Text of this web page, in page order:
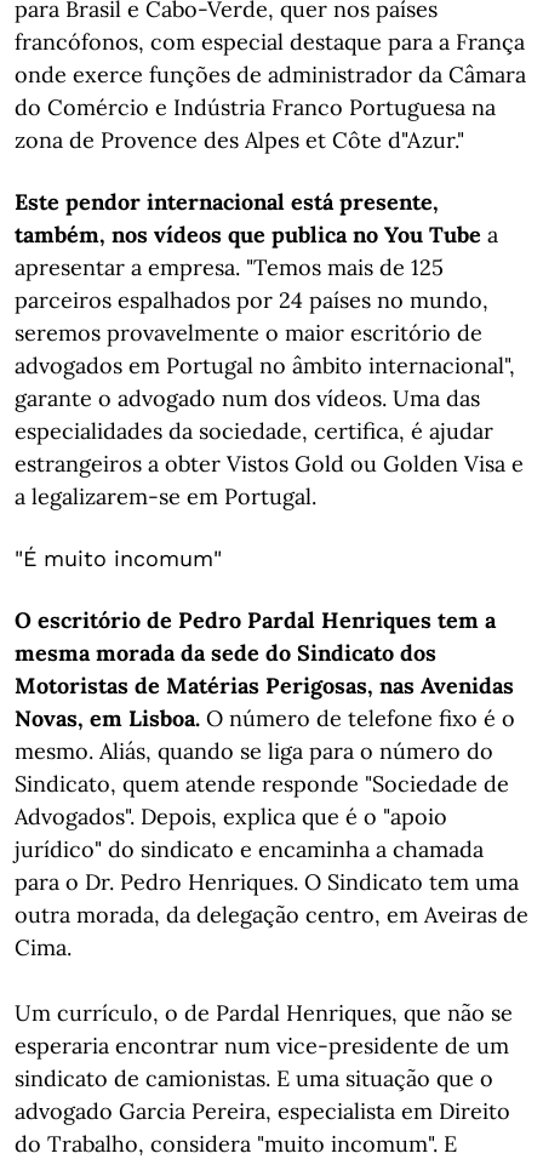
para Brasil e Cabo-Verde, quer nos países
francófonos, com especial destaque para a França
onde exerce funções de administrador da Câmara
do Comércio e Indústria Franco Portuguesa na
zona de Provence des Alpes et Côte d"Azur."
Este pendor internacional está presente,
também, nos vídeos que publica no You Tube a
apresentar a empresa. "Temos mais de 125
parceiros espalhados por 24 países no mundo,
seremos provavelmente o maior escritório de
advogados em Portugal no âmbito internacional",
garante o advogado num dos vídeos. Uma das
especialidades da sociedade, certifica, é ajudar
estrangeiros a obter Vistos Gold ou Golden Visa e
a legalizarem-se em Portugal.
"É muito incomum"
O escritório de Pedro Pardal Henriques tem a
mesma morada da sede do Sindicato dos
Motoristas de Matérias Perigosas, nas Avenidas
Novas, em Lisboa. O número de telefone fixo é o
mesmo. Aliás, quando se liga para o número do
Sindicato, quem atende responde "Sociedade de
Advogados". Depois, explica que é o "apoio
jurídico" do sindicato e encaminha a chamada
para o Dr. Pedro Henriques. O Sindicato tem uma
outra morada, da delegação centro, em Aveiras de
Cima.
Um currículo, o de Pardal Henriques, que não se
esperaria encontrar num vice-presidente de um
sindicato de camionistas. E uma situação que o
advogado Garcia Pereira, especialista em Direito
do Trabalho, considera "muito incomum". E